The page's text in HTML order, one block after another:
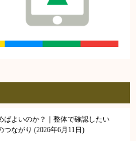
ばよいのか？｜整体で確認したい
つながり
2026年6月11日